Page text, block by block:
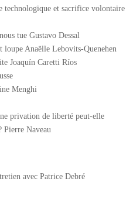
technologique et sacrifice volontaire
tue Gustavo Dessal
Anaëlle Lebovits-Quenehen
Joaquín Caretti Ríos
Menghi
privation de liberté peut-elle
Pierre Naveau
avec Patrice Debré